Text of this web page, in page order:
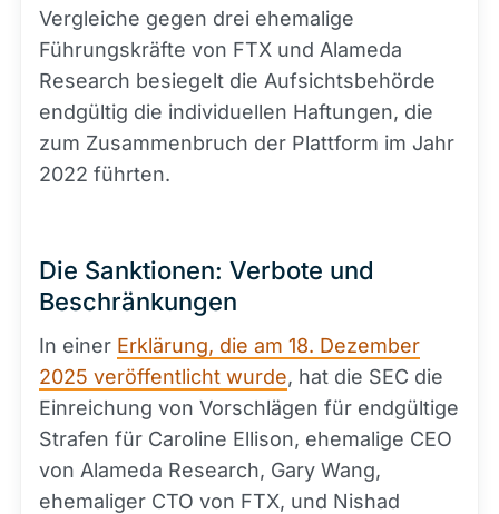
Vergleiche gegen drei ehemalige
Führungskräfte von FTX und Alameda
Research besiegelt die Aufsichtsbehörde
endgültig die individuellen Haftungen, die
zum Zusammenbruch der Plattform im Jahr
2022 führten.
Die Sanktionen: Verbote und
Beschränkungen
In einer Erklärung, die am 18. Dezember
2025 veröffentlicht wurde, hat die SEC die
Einreichung von Vorschlägen für endgültige
Strafen für Caroline Ellison, ehemalige CEO
von Alameda Research, Gary Wang,
ehemaliger CTO von FTX, und Nishad